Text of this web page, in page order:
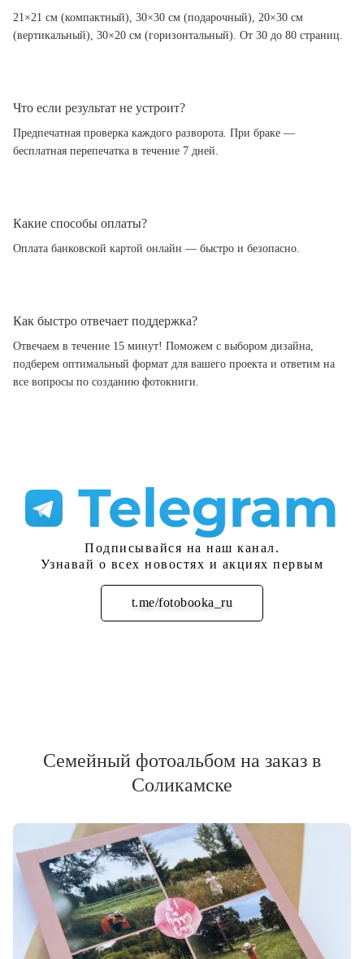
21×21 см (компактный), 30×30 см (подарочный), 20×30 см
(вертикальный), 30×20 см (горизонтальный). От 30 до 80 страниц.
Что если результат не устроит?
Предпечатная проверка каждого разворота. При браке —
бесплатная перепечатка в течение 7 дней.
Какие способы оплаты?
Оплата банковской картой онлайн — быстро и безопасно.
Как быстро отвечает поддержка?
Отвечаем в течение 15 минут! Поможем с выбором дизайна,
подберем оптимальный формат для вашего проекта и ответим на
все вопросы по созданию фотокниги.
Подписывайся на наш канал.
Узнавай о всех новостях и акциях первым
t.me/fotobooka_ru
Подписаться
Семейный фотоальбом на заказ в
Соликамске